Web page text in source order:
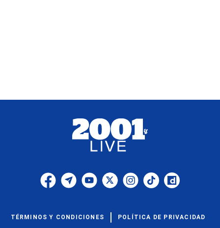
TÉRMINOS Y CONDICIONES POLÍTICA DE PRIVACIDAD